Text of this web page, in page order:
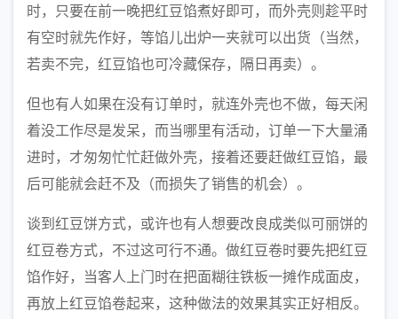
时，只要在前一晚把红豆馅煮好即可，而外壳则趁平时
有空时就先作好，等馅儿出炉一夹就可以出货（当然，
若卖不完，红豆馅也可冷藏保存，隔日再卖）。
但也有人如果在没有订单时，就连外壳也不做，每天闲
着没工作尽是发呆，而当哪里有活动，订单一下大量涌
进时，才匆匆忙忙赶做外壳，接着还要赶做红豆馅，最
后可能就会赶不及（而损失了销售的机会）。
谈到红豆饼方式，或许也有人想要改良成类似可丽饼的
红豆卷方式，不过这可行不通。做红豆卷时要先把红豆
馅作好，当客人上门时在把面糊往铁板一摊作成面皮，
再放上红豆馅卷起来，这种做法的效果其实正好相反。